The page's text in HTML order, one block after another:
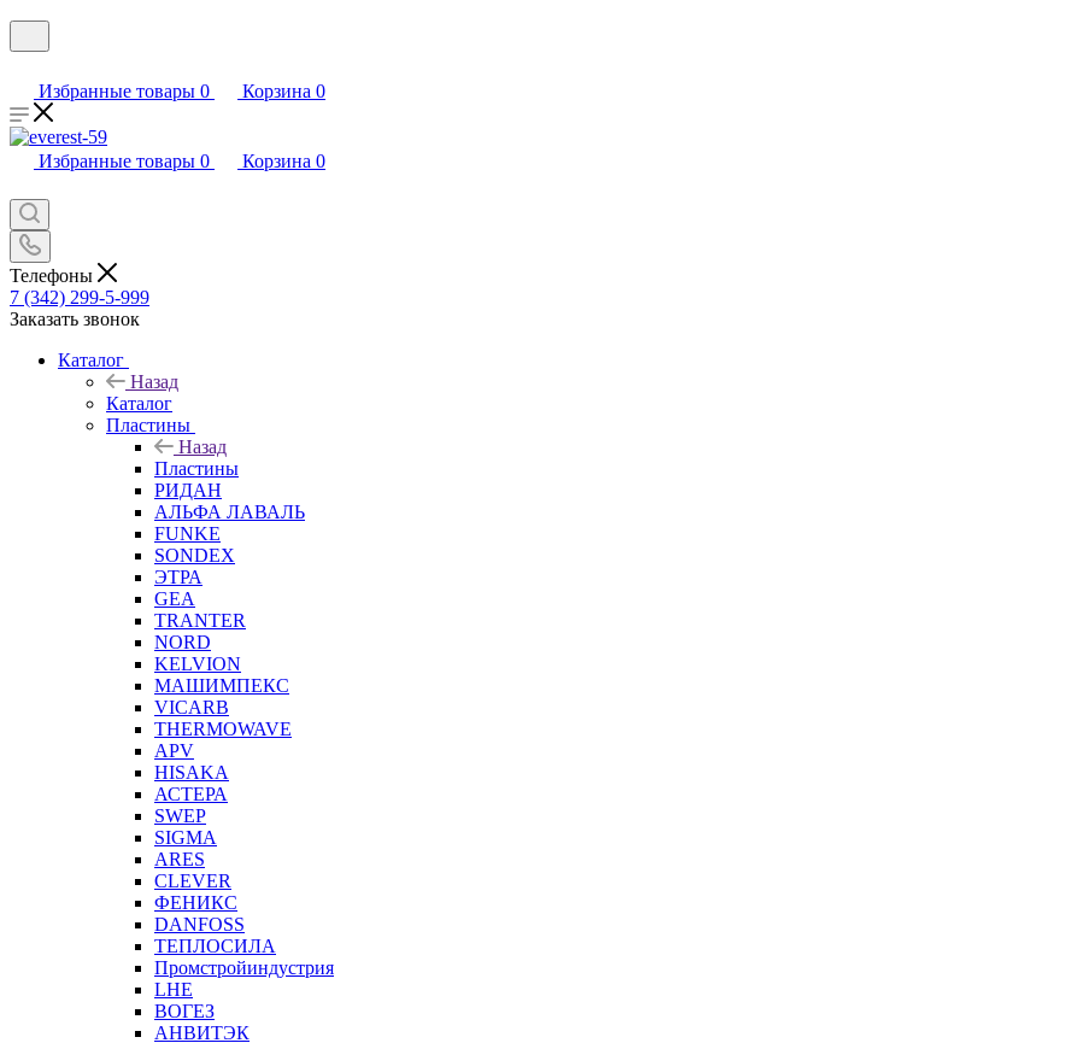
Избранные товары 0 Корзина 0
Избранные товары 0 Корзина 0
Телефоны
7 (342) 299-5-999
Заказать звонок
Каталог
Назад
Каталог
Пластины
Назад
Пластины
РИДАН
АЛЬФА ЛАВАЛЬ
FUNKE
SONDEX
ЭТРА
GEA
TRANTER
NORD
KELVION
МАШИМПЕКС
VICARB
THERMOWAVE
APV
HISAKA
АСТЕРА
SWEP
SIGMA
ARES
CLEVER
ФЕНИКС
DANFOSS
ТЕПЛОСИЛА
Промстройиндустрия
LHE
ВОГЕЗ
АНВИТЭК